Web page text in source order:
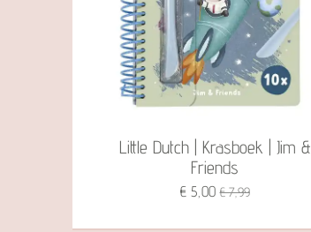
Little Dutch | Krasboek | Jim &
Friends
€ 5,00 € 7,99